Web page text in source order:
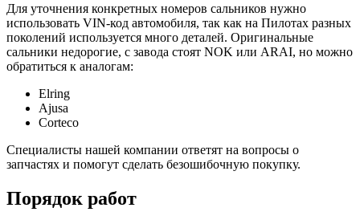
Для уточнения конкретных номеров сальников нужно
использовать VIN-код автомобиля, так как на Пилотах разных
поколений используется много деталей. Оригинальные
сальники недорогие, с завода стоят NOK или ARAI, но можно
обратиться к аналогам:
Elring
Ajusa
Corteco
Специалисты нашей компании ответят на вопросы о
запчастях и помогут сделать безошибочную покупку.
Порядок работ